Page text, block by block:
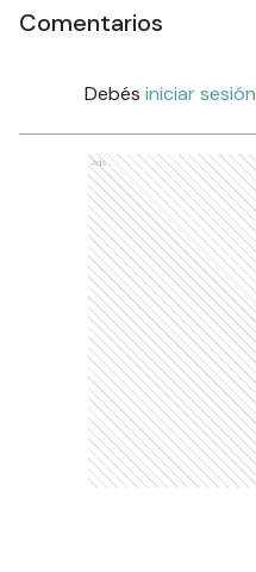
Comentarios
Debés iniciar sesión
Ads